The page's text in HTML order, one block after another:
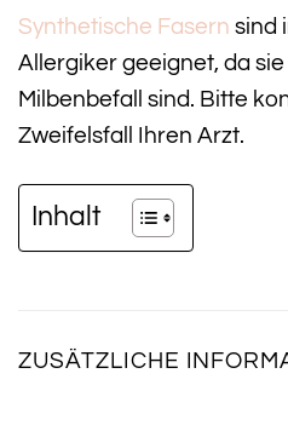
Synthetische Fasern sind
Allergiker geeignet, da
Milbenbefall sind. Bitte
Zweifelsfall Ihren Arzt.
Inhalt
ZUSÄTZLICHE